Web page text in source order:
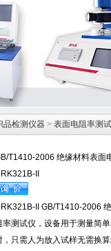
品检测仪器 > 表面电阻率测
T1410-2006 绝缘材料表面
II
II GB/T1410-2006
率测试仪，设备用于测量简
，只需人为放入试样无需换